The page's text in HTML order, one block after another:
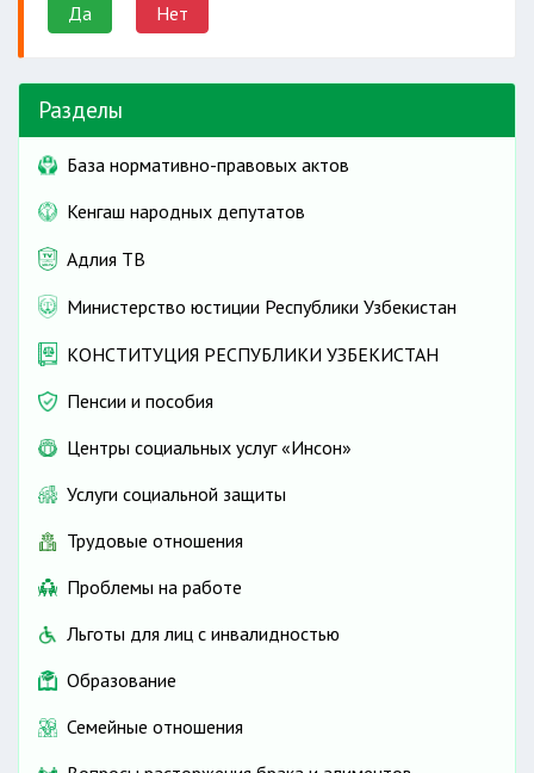
Да Нет
Разделы
База нормативно-правовых актов
Кенгаш народных депутатов
Адлия ТВ
Министерство юстиции Республики Узбекистан
КОНСТИТУЦИЯ РЕСПУБЛИКИ УЗБЕКИСТАН
Пенсии и пособия
Центры социальных услуг «Инсон»
Услуги социальной защиты
Трудовые отношения
Проблемы на работе
Льготы для лиц с инвалидностью
Образование
Семейные отношения